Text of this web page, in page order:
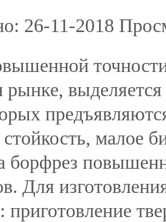
26-11-2018
рынке,
малое
борфрез
Для
приготовление